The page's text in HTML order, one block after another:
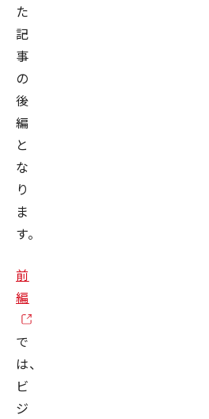
た
記
事
の
後
編
と
な
り
ま
す。
前
編
で
は、
ビ
ジ